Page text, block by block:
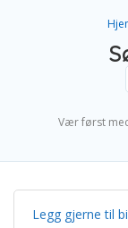
Vær først
Legg gjerne til